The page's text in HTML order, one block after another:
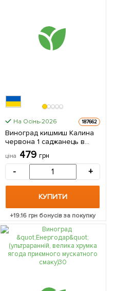
На Осінь-2026 187662
Виноград кишмиш Калина
червона 1 саджанець в
упаковці
ціна 479 грн
- +
КУПИТИ
+19.16грн бонусів за покупку